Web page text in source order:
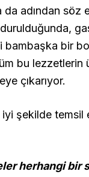
adından söz
bir
bu lezzetlerin
çıkarıyor.
iyi şekilde temsil
herhangi bir